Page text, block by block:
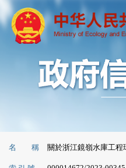
名 稱 關於浙江鏡嶺水庫工程